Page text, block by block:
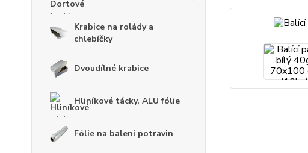
Krabice na rolády a
chlebíčky
Dvoudílné krabice
Hliníkové tácky, ALU fólie
Fólie na balení potravin